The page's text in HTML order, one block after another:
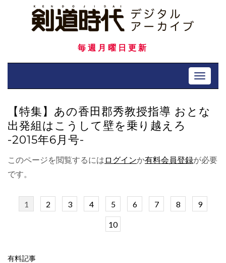
毎週月曜日更新
Toggle
【特集】あの香田郡秀教授指導 おとな
出発組はこうして壁を乗り越えろ
-2015年6月号-
このページを閲覧するには ログインか有料会員登録が必要
です。
1 2 3 4 5 6 7 8 9
10
有料記事